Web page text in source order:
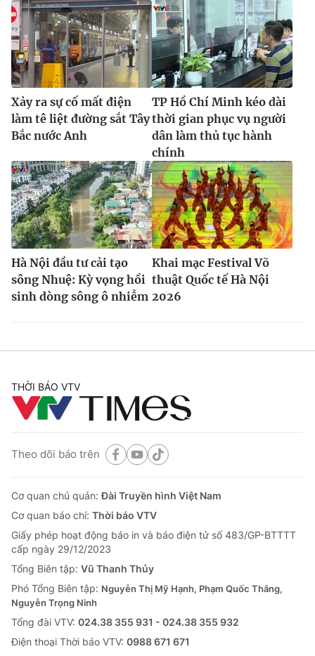
Xảy ra sự cố mất điện
làm tê liệt đường sắt Tây
Bắc nước Anh
TP Hồ Chí Minh kéo dài
thời gian phục vụ người
dân làm thủ tục hành
chính
Hà Nội đầu tư cải tạo
sông Nhuệ: Kỳ vọng hồi
sinh dòng sông ô nhiễm
Khai mạc Festival Võ
thuật Quốc tế Hà Nội
2026
THỜI BÁO VTV
Theo dõi báo trên
Cơ quan chủ quản:Đài Truyền hình Việt Nam
Cơ quan báo chí: Thời báo VTV
Giấy phép hoạt động báo in và báo điện tử số 483/GP-BTTTT
cấp ngày 29/12/2023
Tổng Biên tập: Vũ Thanh Thủy
Phó Tổng Biên tập: Nguyễn Thị Mỹ Hạnh, Phạm Quốc Thắng,
Nguyễn Trọng Ninh
Tổng đài VTV: 024.38 355 931 - 024.38 355 932
Ðiện thoại Thời báo VTV: 0988 671 671